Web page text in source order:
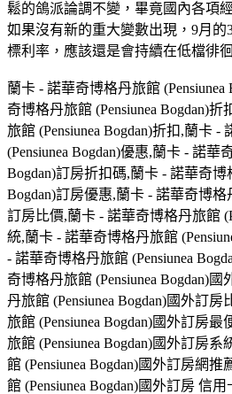
鬆的鴿派論調不變，畢竟國內各項
如果沒有新的重大變數出現，9月的
標利率，應該還是會持續在低檔徘
蘭卡 - 諾華奇博格丹旅館
奇博格丹旅館 (Pensiunea Bogdan)
旅館 (Pensiunea Bogdan)折扣,蘭卡 -
(Pensiunea Bogdan)優惠,蘭卡 - 諾華
Bogdan)訂房折扣碼,蘭卡 - 諾華奇博
Bogdan)訂房優惠,蘭卡 - 諾華奇博格
訂房比價,蘭卡 - 諾華奇博格丹旅館
統,蘭卡 - 諾華奇博格丹旅館
- 諾華奇博格丹旅館 (Pensiunea
奇博格丹旅館 (Pensiunea Bogdan)
丹旅館 (Pensiunea Bogdan)國外訂
旅館 (Pensiunea Bogdan)國外訂房
旅館 (Pensiunea Bogdan)國外訂房
館 (Pensiunea Bogdan)國外訂房網
館 (Pensiunea Bogdan)國外訂房 信